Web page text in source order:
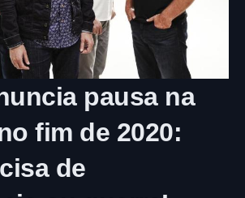
pausa na
fim de 2020:
de